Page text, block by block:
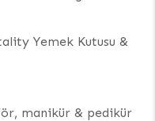
Yemek Kutusu &
manikür & pedikür